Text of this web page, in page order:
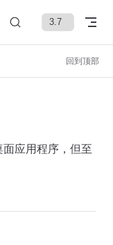
回到顶部
应用程序，但至